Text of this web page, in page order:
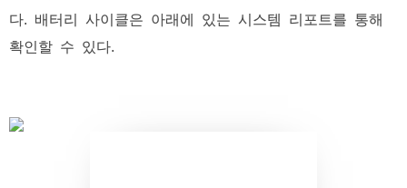
다. 배터리 사이클은 아래에 있는 시스템 리포트를 통해
확인할 수 있다.